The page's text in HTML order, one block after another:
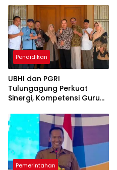
Pendidikan
UBHI dan PGRI
Tulungagung Perkuat
Sinergi, Kompetensi Guru
Pemerintahan